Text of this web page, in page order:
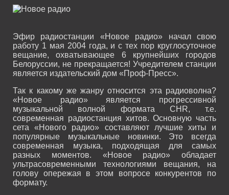
Эфир радиостанции «Новое радио» начал свою
работу 1 мая 2004 года, и с тех пор круглосуточное
вещание, охватывающее 6 крупнейших городов
Белоруссии, не прекращается! Учредителем станции
является издательский дом «Проф-Пресс».
Так к какому же жанру относится эта радиоволна?
«Новое радио» является прогрессивной
музыкальной волной формата CHR, т.е.
современная радиостанция хитов. Основную часть
сета «Нового радио» составляют лучшие хиты и
популярные музыкальные новинки. Это всегда
современная музыка, подходящая для самых
разных моментов. «Новое радио» обладает
ультрасовременными технологиями вещания, на
голову опережая в этом вопросе конкурентов по
формату.